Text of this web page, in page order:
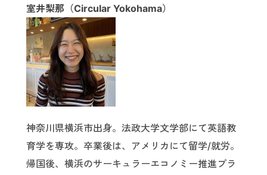
室井梨那（Circular Yokohama）
神奈川県横浜市出身。法政大学文学部にて英語教
育学を専攻。卒業後は、アメリカにて留学/就労。
帰国後、横浜のサーキュラーエコノミー推進プラ